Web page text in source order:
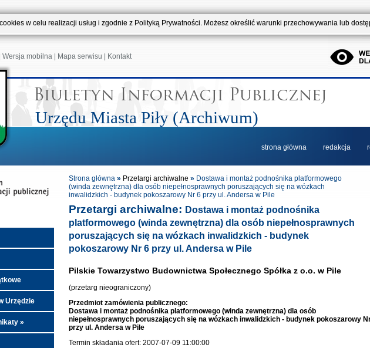
w celu realizacji usług i zgodnie z Polityką Prywatności. Możesz określić warunki przechowywania lub
Wersja mobilna| Mapa serwisu Kontakt
Urzędu Miasta Piły (Archiwum)
strona główna redakcja
Urzędzie
»
Strona główna » Przetargi archiwalne » Dostawa i montaż podnośnika platformowego
(winda zewnętrzna) dla osób niepełnosprawnych poruszających się na wózkach
inwalidzkich - budynek pokoszarowy Nr 6 przy ul. Andersa w Pile
Przetargi archiwalne: Dostawa i montaż podnośnika
platformowego (winda zewnętrzna) dla osób niepełnosprawnych
poruszających się na wózkach inwalidzkich - budynek
pokoszarowy Nr 6 przy ul. Andersa w Pile
Pilskie Towarzystwo Budownictwa Społecznego Spółka z o.o. w Pile
(przetarg nieograniczony)
Przedmiot zamówienia publicznego:
Dostawa i montaż podnośnika platformowego (winda zewnętrzna) dla osób
niepełnosprawnych poruszających się na wózkach inwalidzkich - budynek pokoszarowy
przy ul. Andersa w Pile
Termin składania ofert: 2007-07-09 11:00:00